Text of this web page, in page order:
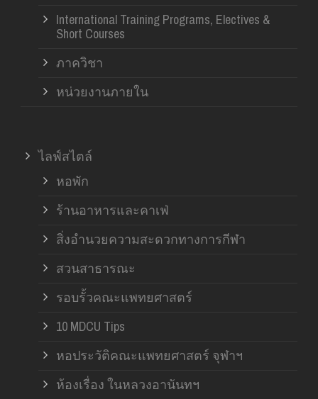
International Training Programs, Electives &
Short Courses
ภาควิชา
หน่วยงานภายใน
ไลฟ์สไตล์
หอพัก
ร้านอาหารและคาเฟ่
สิ่งอำนวยความสะดวกทางการกีฬา
สวนสาธารณะ
รอบรั้วคณะแพทยศาสตร์
10 MDCU Tips
หอประวัติคณะแพทยศาสตร์ จุฬาฯ
ห้องเรื่อง ในหลวงอานันทฯ